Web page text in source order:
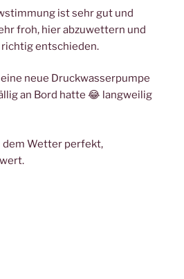
ist sehr gut und
froh, hier abzuwettern und
entschieden.
neue Druckwasserpumpe
an Bord hatte 😂 langweilig
dem Wetter perfekt,